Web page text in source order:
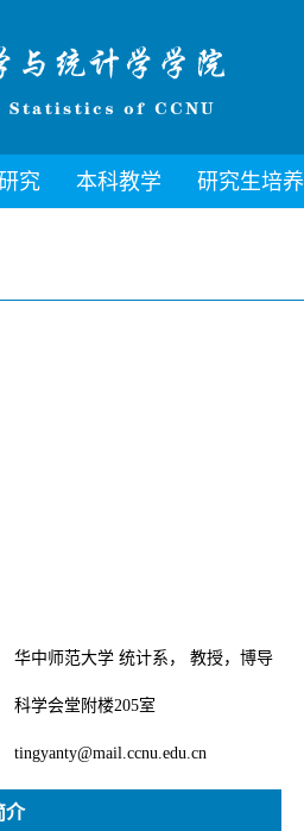
究 本科教学 研究生培养
华中师范大学 统计系， 教授，博导
科学会堂附楼205室
tingyanty@mail.ccnu.edu.cn
介